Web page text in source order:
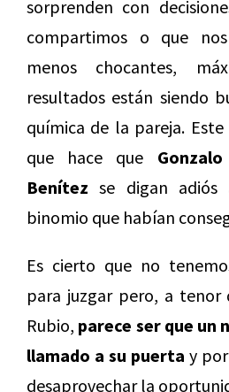
sorprenden con
compartimos o que
menos chocantes,
resultados están siendo
química de la pareja.
que hace que
Benítez se digan
binomio que habían
Es cierto que no
para juzgar pero, a tenor
Rubio, parece ser que un
llamado a su puerta y
desaprovechar la